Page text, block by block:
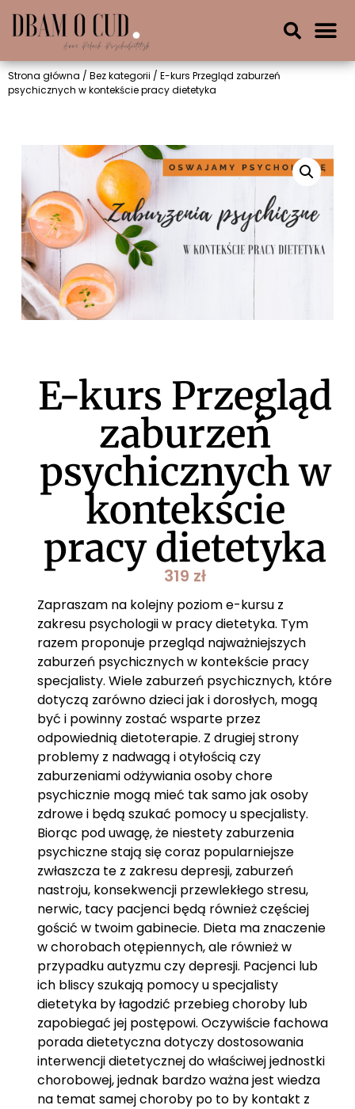
Strona główna / Bez kategorii / E-kurs Przegląd zaburzeń
psychicznych w kontekście pracy dietetyka
E-kurs Przegląd
zaburzeń
psychicznych w
kontekście
pracy dietetyka
319 zł
Zapraszam na kolejny poziom e-kursu z
zakresu psychologii w pracy dietetyka. Tym
razem proponuje przegląd najważniejszych
zaburzeń psychicznych w kontekście pracy
specjalisty. Wiele zaburzeń psychicznych, które
dotyczą zarówno dzieci jak i dorosłych, mogą
być i powinny zostać wsparte przez
odpowiednią dietoterapie. Z drugiej strony
problemy z nadwagą i otyłością czy
zaburzeniami odżywiania osoby chore
psychicznie mogą mieć tak samo jak osoby
zdrowe i będą szukać pomocy u specjalisty.
Biorąc pod uwagę, że niestety zaburzenia
psychiczne stają się coraz popularniejsze
zwłaszcza te z zakresu depresji, zaburzeń
nastroju, konsekwencji przewlekłego stresu,
nerwic, tacy pacjenci będą również częściej
gościć w twoim gabinecie. Dieta ma znaczenie
w chorobach otępiennych, ale również w
przypadku autyzmu czy depresji. Pacjenci lub
ich bliscy szukają pomocy u specjalisty
dietetyka by łagodzić przebieg choroby lub
zapobiegać jej postępowi. Oczywiście fachowa
porada dietetyczna dotyczy dostosowania
interwencji dietetycznej do właściwej jednostki
chorobowej, jednak bardzo ważna jest wiedza
na temat samej choroby po to by kontakt z